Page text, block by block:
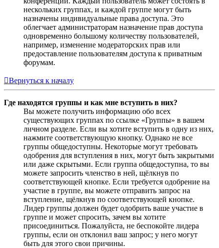
нескольких группах, и каждой группе могут быть
назначены индивидуальные права доступа. Это
облегчает администраторам назначение прав доступа
одновременно большому количеству пользователей,
например, изменение модераторских прав или
предоставление пользователям доступа к приватным
форумам.
Вернуться к началу
Где находятся группы и как мне вступить в них?
Вы можете получить информацию обо всех
существующих группах по ссылке «Группы» в вашем
личном разделе. Если вы хотите вступить в одну из них,
нажмите соответствующую кнопку. Однако не все
группы общедоступны. Некоторые могут требовать
одобрения для вступления в них, могут быть закрытыми
или даже скрытыми. Если группа общедоступна, то вы
можете запросить членство в ней, щёлкнув по
соответствующей кнопке. Если требуется одобрение на
участие в группе, вы можете отправить запрос на
вступление, щёлкнув по соответствующей кнопке.
Лидер группы должен будет одобрить ваше участие в
группе и может спросить, зачем вы хотите
присоединиться. Пожалуйста, не беспокойте лидера
группы, если он отклонил ваш запрос; у него могут
быть для этого свои причины.